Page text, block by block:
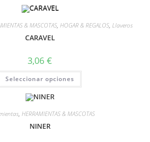
& MASCOTAS, HOGAR & REGALOS, Llaveros
CARAVEL
3,06 €
Seleccionar opciones
, HERRAMIENTAS & MASCOTAS
NINER